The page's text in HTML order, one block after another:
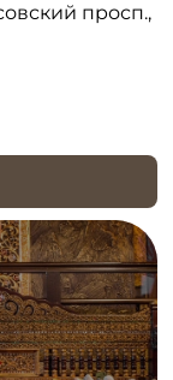
просп.,